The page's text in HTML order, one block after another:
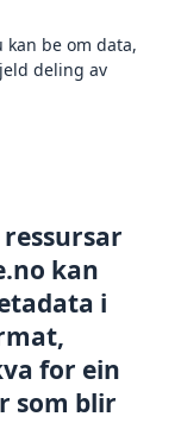
be om data,
deling av
kan
i
for ein
som blir